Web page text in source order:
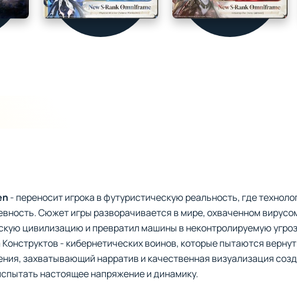
- переносит игрока в футуристическую реальность, где
Сюжет игры разворачивается в мире, охваченном
цивилизацию и превратил машины в неконтролируемую
- кибернетических воинов, которые пытаются
захватывающий нарратив и качественная визуализация
настоящее напряжение и динамику.